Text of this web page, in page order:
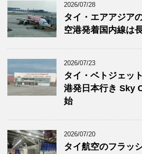
2026/07/28
タイ・エアアジア
空港発着国内線は
2026/07/23
タイ・ベトジェッ
港発日本行き Sky
始
2026/07/20
タイ航空のフラッ